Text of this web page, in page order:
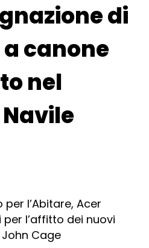
di
canone
nel
per l’Abitare, Acer
l’affitto dei nuovi
Cage